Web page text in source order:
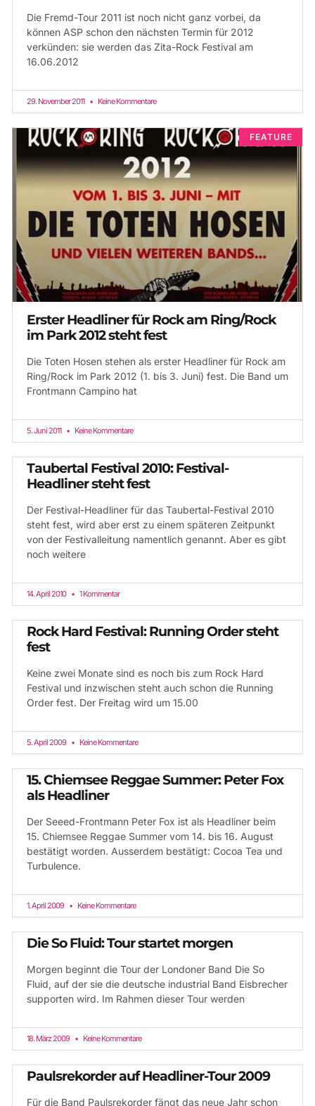
Die Fremd-Tour 2011 ist noch nicht ganz vorbei, da
können ASP schon den nächsten Termin für 2012
verkünden: sie werden das Zita-Rock Festival am
16.06.2012
29. November 2011 Keine Kommentare
FEATURE
Erster Headliner für Rock am Ring/Rock
im Park 2012 steht fest
Die Toten Hosen stehen als erster Headliner für Rock am
Ring/Rock im Park 2012 (1. bis 3. Juni) fest. Die Band um
Frontmann Campino hat
5. Juni 2011 Keine Kommentare
Taubertal Festival 2010: Festival-
Headliner steht fest
Der Festival-Headliner für das Taubertal-Festival 2010
steht fest, wird aber erst zu einem späteren Zeitpunkt
von der Festivalleitung namentlich genannt. Aber es gibt
noch weitere
14. April 2010 1 Kommentar
Rock Hard Festival: Running Order steht
fest
Keine zwei Monate sind es noch bis zum Rock Hard
Festival und inzwischen steht auch schon die Running
Order fest. Der Freitag wird um 15.00
5. April 2009 Keine Kommentare
15. Chiemsee Reggae Summer: Peter Fox
als Headliner
Der Seeed-Frontmann Peter Fox ist als Headliner beim
15. Chiemsee Reggae Summer vom 14. bis 16. August
bestätigt worden. Ausserdem bestätigt: Cocoa Tea und
Turbulence.
1. April 2009 Keine Kommentare
Die So Fluid: Tour startet morgen
Morgen beginnt die Tour der Londoner Band Die So
Fluid, auf der sie die deutsche industrial Band Eisbrecher
supporten wird. Im Rahmen dieser Tour werden
18. März 2009 Keine Kommentare
Paulsrekorder auf Headliner-Tour 2009
Für die Band Paulsrekorder fängt das neue Jahr schon